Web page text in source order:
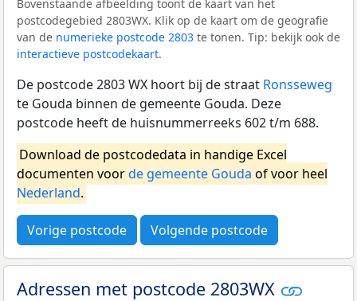
Bovenstaande afbeelding toont de kaart van het
postcodegebied 2803WX. Klik op de kaart om de geografie
van de numerieke postcode 2803 te tonen. Tip: bekijk ook de
interactieve postcodekaart.
De postcode 2803 WX hoort bij de straat Ronsseweg
te Gouda binnen de gemeente Gouda. Deze
postcode heeft de huisnummerreeks 602 t/m 688.
Download de postcodedata in handige Excel
documenten voorde gemeente Gouda of voor heel
Nederland.
Vorige postcode Volgende postcode
Adressen met postcode 2803WX